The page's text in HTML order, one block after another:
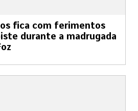
fica com ferimentos
durante a madrugada